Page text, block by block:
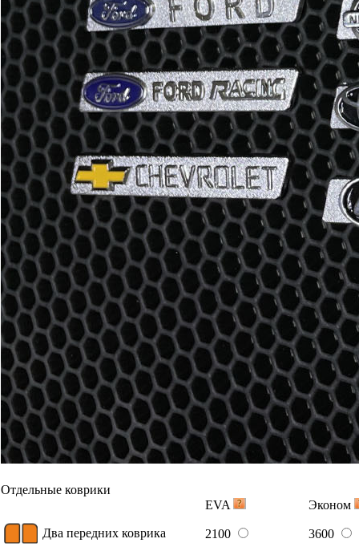
Отдельные коврики
EVA
Эконом
Два передних коврика 2100 3600